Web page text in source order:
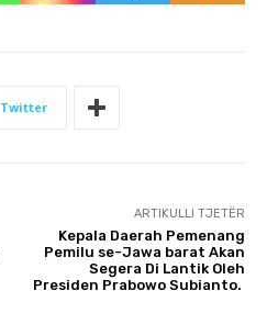
Twitter
ARTIKULLI TJETËR
Kepala Daerah Pemenang
Pemilu se-Jawa barat Akan
Segera Di Lantik Oleh
Presiden Prabowo Subianto.